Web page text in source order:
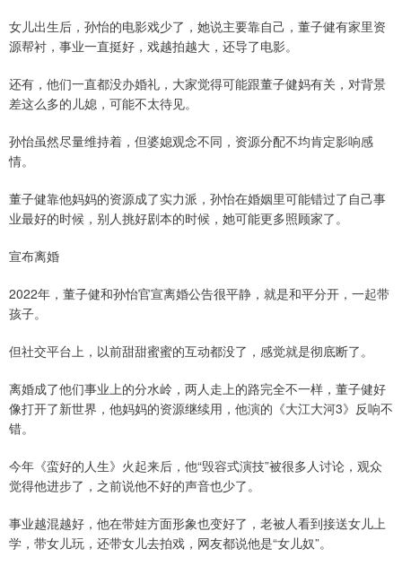
女儿出生后，孙怡的电影戏少了，她说主要靠自己，董子健有家里资
源帮衬，事业一直挺好，戏越拍越大，还导了电影。
还有，他们一直都没办婚礼，大家觉得可能跟董子健妈有关，对背景
差这么多的儿媳，可能不太待见。
孙怡虽然尽量维持着，但婆媳观念不同，资源分配不均肯定影响感
情。
董子健靠他妈妈的资源成了实力派，孙怡在婚姻里可能错过了自己事
业最好的时候，别人挑好剧本的时候，她可能更多照顾家了。
宣布离婚
2022年，董子健和孙怡官宣离婚公告很平静，就是和平分开，一起带
孩子。
但社交平台上，以前甜甜蜜蜜的互动都没了，感觉就是彻底断了。
离婚成了他们事业上的分水岭，两人走上的路完全不一样，董子健好
像打开了新世界，他妈妈的资源继续用，他演的《大江大河3》反响不
错。
今年《蛮好的人生》火起来后，他“毁容式演技”被很多人讨论，观众
觉得他进步了，之前说他不好的声音也少了。
事业越混越好，他在带娃方面形象也变好了，老被人看到接送女儿上
学，带女儿玩，还带女儿去拍戏，网友都说他是“女儿奴”。